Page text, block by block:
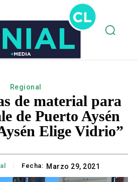
Regional
de material para
de Puerto Aysén
Elige Vidrio”
Fecha: Marzo 29, 2021